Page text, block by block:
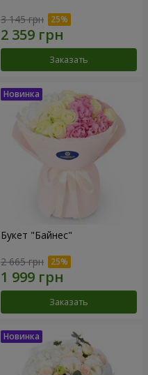
3 145 грн
Заказать
Букет "Байнес"
2 665 грн
Заказать